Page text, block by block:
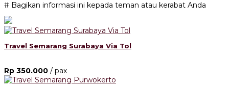
# Bagikan informasi ini kepada teman atau kerabat Anda
Travel Semarang Surabaya Via Tol
Rp 350.000 / pax